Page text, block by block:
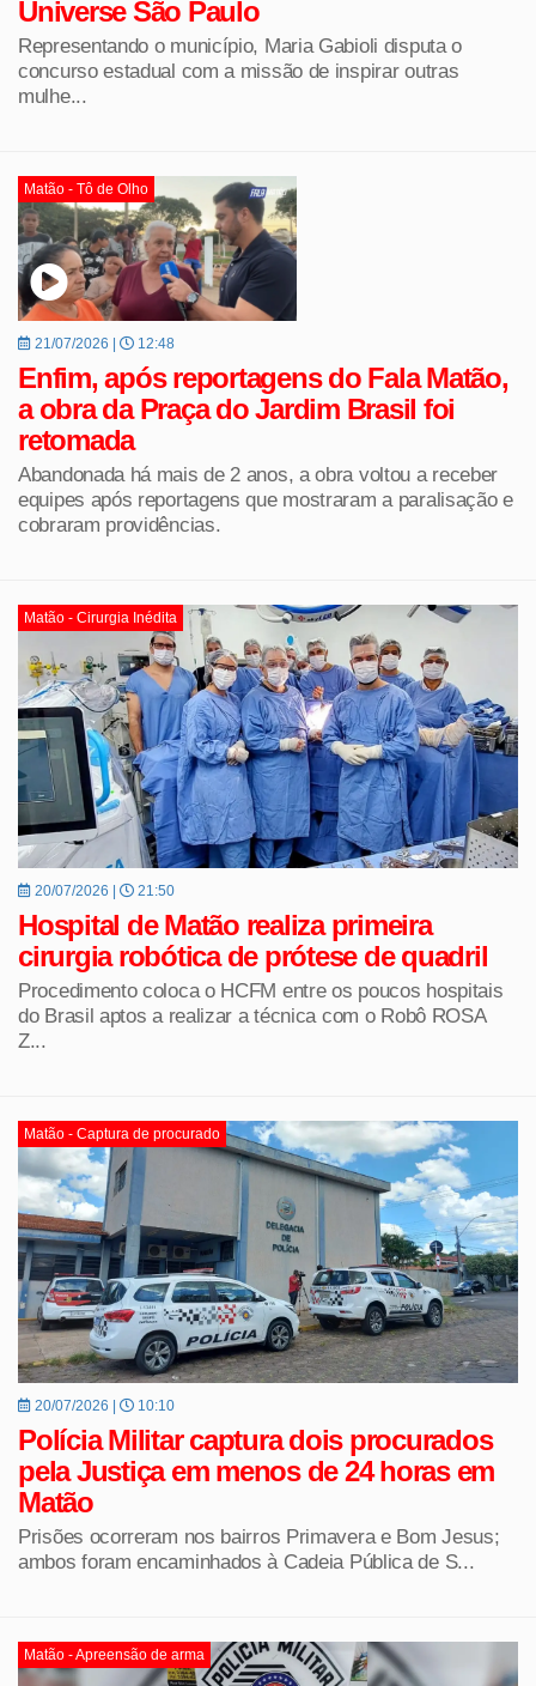
Universe São Paulo
Representando o município, Maria Gabioli disputa o
concurso estadual com a missão de inspirar outras
mulhe...
Matão - Tô de Olho
21/07/2026 | 12:48
Enfim, após reportagens do Fala Matão,
a obra da Praça do Jardim Brasil foi
retomada
Abandonada há mais de 2 anos, a obra voltou a receber
equipes após reportagens que mostraram a paralisação e
cobraram providências.
Matão - Cirurgia Inédita
20/07/2026 | 21:50
Hospital de Matão realiza primeira
cirurgia robótica de prótese de quadril
Procedimento coloca o HCFM entre os poucos hospitais
do Brasil aptos a realizar a técnica com o Robô ROSA
Z...
Matão - Captura de procurado
20/07/2026 | 10:10
Polícia Militar captura dois procurados
pela Justiça em menos de 24 horas em
Matão
Prisões ocorreram nos bairros Primavera e Bom Jesus;
ambos foram encaminhados à Cadeia Pública de S...
Matão - Apreensão de arma